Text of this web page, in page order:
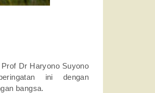
Dr Haryono Suyono
ini dengan
bangsa.